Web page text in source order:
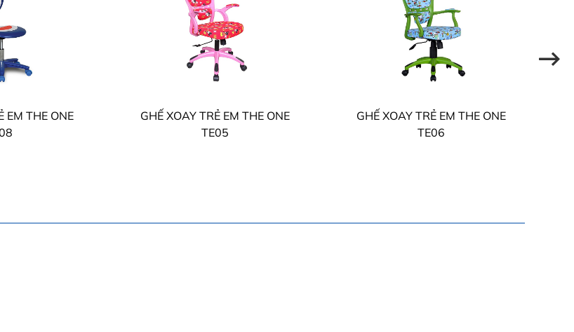
EM THE ONE
GHẾ XOAY TRẺ EM THE ONE
TE05
GHẾ XOAY TRẺ EM THE ONE
TE06